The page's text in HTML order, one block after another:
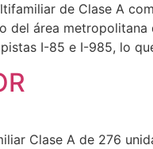
de Clase A
del área
I-85 e I-985, lo
Clase A de 276